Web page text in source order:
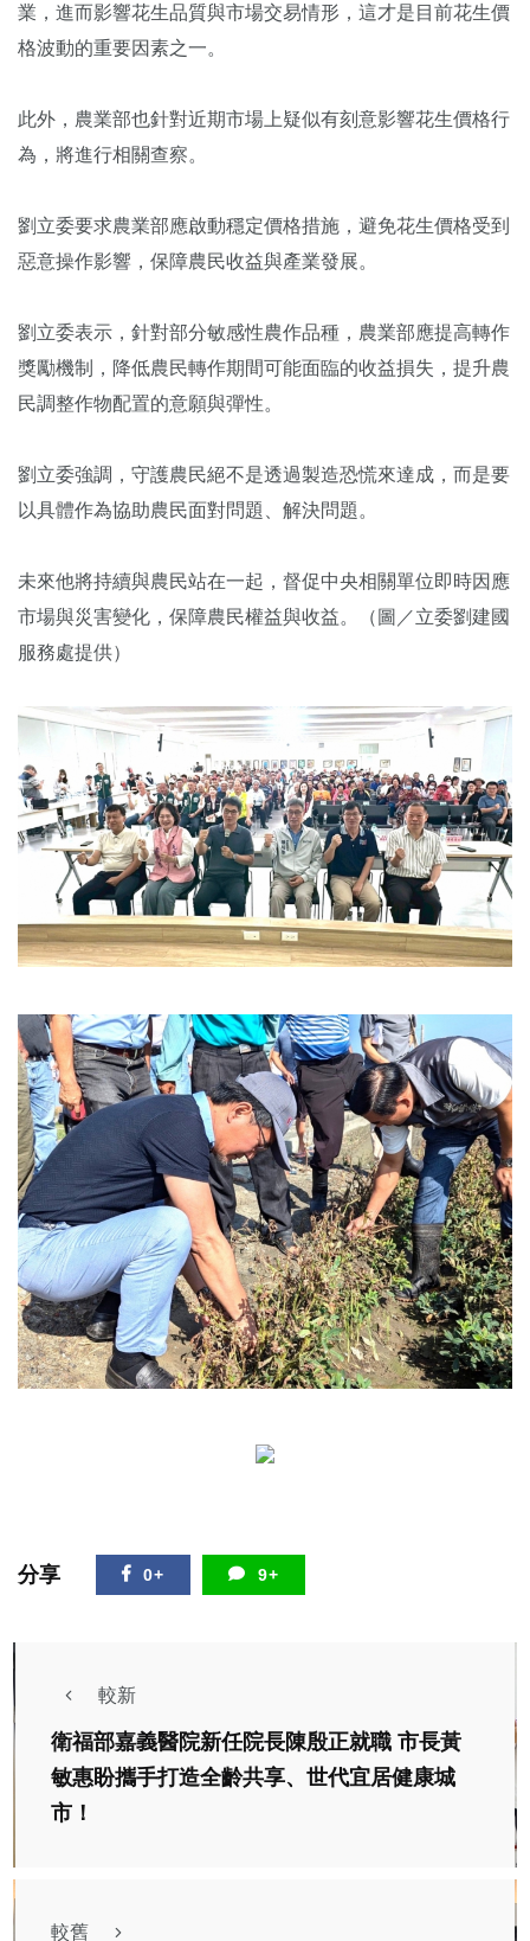
業，進而影響花生品質與市場交易情形，這才是目前花生價
格波動的重要因素之一。
此外，農業部也針對近期市場上疑似有刻意影響花生價格行
為，將進行相關查察。
劉立委要求農業部應啟動穩定價格措施，避免花生價格受到
惡意操作影響，保障農民收益與產業發展。
劉立委表示，針對部分敏感性農作品種，農業部應提高轉作
獎勵機制，降低農民轉作期間可能面臨的收益損失，提升農
民調整作物配置的意願與彈性。
劉立委強調，守護農民絕不是透過製造恐慌來達成，而是要
以具體作為協助農民面對問題、解決問題。
未來他將持續與農民站在一起，督促中央相關單位即時因應
市場與災害變化，保障農民權益與收益。（圖／立委劉建國
服務處提供）
分享 0+ 9+
較新
衛福部嘉義醫院新任院長陳殷正就職 市長黃
敏惠盼攜手打造全齡共享、世代宜居健康城
市！
較舊